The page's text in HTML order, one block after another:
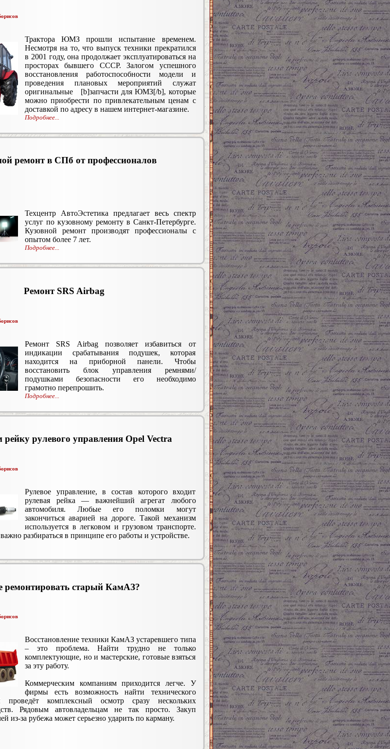
Трактора ЮМЗ прошли испытание временем.
Несмотря на то, что выпуск техники прекратился
в 2001 году, она продолжает эксплуатироваться на
просторах бывшего СССР. Залогом успешного
восстановления работоспособности модели и
проведения плановых мероприятий служат
оригинальные [b]запчасти для ЮМЗ[/b], которые
можно приобрести по привлекательным ценам с
доставкой по адресу в нашем интернет-магазине.
Подробнее...
ремонт в СПб от профессионалов
Техцентр АвтоЭстетика предлагает весь спектр
услуг по кузовному ремонту в Санкт-Петербурге.
Кузовной ремонт производят профессионалы с
опытом более 7 лет.
Подробнее...
Ремонт SRS Airbag
Ремонт SRS Airbag позволяет избавиться от
индикации срабатывания подушек, которая
находится на приборной панели. Чтобы
восстановить блок управления ремнями/
подушками безопасности его необходимо
грамотно перепрошить.
Подробнее...
рейку рулевого управления Opel Vectra
Рулевое управление, в состав которого входит
рулевая рейка — важнейший агрегат любого
автомобиля. Любые его поломки могут
закончиться аварией на дороге. Такой механизм
используется в легковом и грузовом транспорте.
разбираться в принципе его работы и устройстве.
ремонтировать старый КамАЗ?
Восстановление техники КамАЗ устаревшего типа
– это проблема. Найти трудно не только
комплектующие, но и мастерские, готовые взяться
за эту работу.
Коммерческим компаниям приходится легче. У
фирмы есть возможность найти технического
проведёт комплексный осмотр сразу нескольких
Рядовым автовладельцам не так просто. Закуп
из-за рубежа может серьезно ударить по карману.